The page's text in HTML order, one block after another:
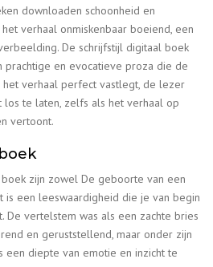
downloaden schoonheid en
verhaal onmiskenbaar boeiend, een
De schrijfstijl digitaal boek
prachtige en evocatieve proza die de
het verhaal perfect vastlegt, de lezer
te laten, zelfs als het verhaal op
vertoont.
zijn zowel De geboorte van een
is een leeswaardigheid die je van begin
De vertelstem was als een zachte bries
en geruststellend, maar onder zijn
een diepte van emotie en inzicht te